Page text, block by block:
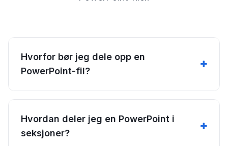
Hvorfor bør jeg dele opp en
PowerPoint-fil?
Hvordan deler jeg en PowerPoint i
seksjoner?